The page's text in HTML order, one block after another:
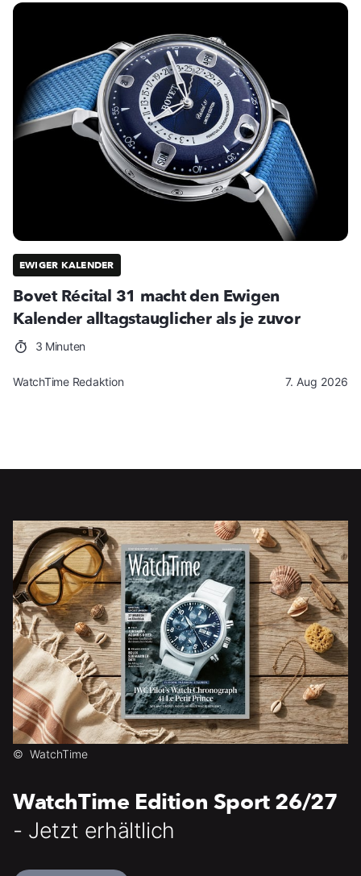
EWIGER KALENDER
Bovet Récital 31 macht den Ewigen
Kalender alltagstauglicher als je zuvor
3 Minuten
WatchTime Redaktion 7. Aug 2026
© WatchTime
WatchTime Edition Sport 26/27
- Jetzt erhältlich